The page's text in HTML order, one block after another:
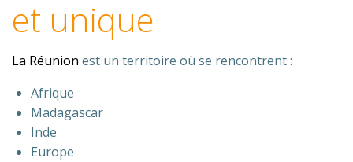
et unique
La Réunion est un territoire où se rencontrent :
Afrique
Madagascar
Inde
Europe